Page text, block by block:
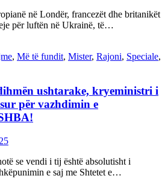
në Londër, francezët dhe britanikët
për luftën në Ukrainë, të…
, Më të fundit, Mister, Rajoni, Speciale,
ushtarake, kryeministri i
për vazhdimin e
se vendi i tij është absolutisht i
e saj me Shtetet e…